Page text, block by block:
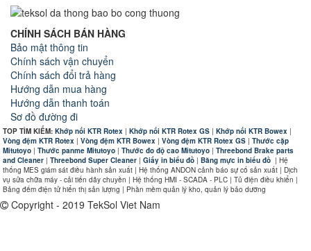
CHÍNH SÁCH BÁN HÀNG
Bảo mật thông tin
Chính sách vận chuyển
Chính sách đổi trả hàng
Hướng dẫn mua hàng
Hướng dẫn thanh toán
Sơ đồ đường đi
TOP TÌM KIẾM:Khớp nối KTR Rotex |Khớp nối KTR Rotex GS |Khớp nối KTR Bowex |
Vòng đệm KTR Rotex | Vòng đệm KTR Bowex |Vòng đệm KTR Rotex GS |Thước cặp
Mitutoyo |Thước panme Mitutoyo |Thước đo độ cao Mitutoyo |Threebond Brake parts
and Cleaner |Threebond Super Cleaner |Giấy in biểu đồ |Băng mực in biểu đồ | Hệ
thống MES giám sát điều hành sản xuất | Hệ thống ANDON cảnh báo sự cố sản xuất | Dịch
vụ sửa chữa máy - cải tiến dây chuyền | Hệ thống HMI - SCADA - PLC | Tủ điện điều khiển |
Bảng đếm điện tử hiển thị sản lượng | Phần mềm quản lý kho, quản lý bảo dưỡng
Copyright - 2019 TekSol Viet Nam